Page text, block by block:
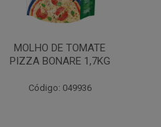
MARGARINA USO
PROFISSIONAL 80%
Código: 062469